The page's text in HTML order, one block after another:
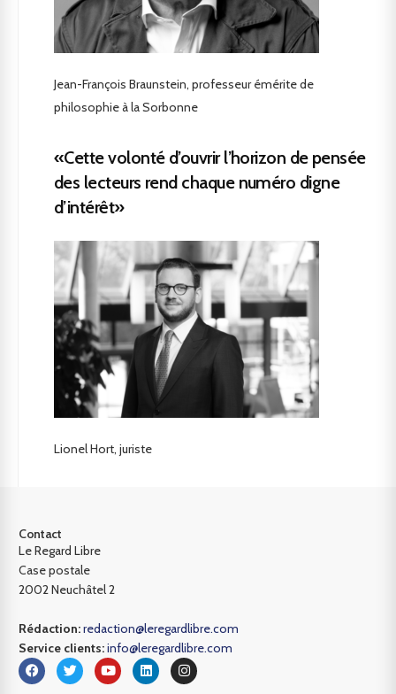
Jean-François Braunstein, professeur émérite de
philosophie à la Sorbonne
«Cette volonté d’ouvrir l’horizon de pensée
des lecteurs rend chaque numéro digne
d’intérêt»
Lionel Hort, juriste
Contact
Le Regard Libre
Case postale
2002 Neuchâtel 2
Rédaction:redaction@leregardlibre.com
Service clients:info@leregardlibre.com